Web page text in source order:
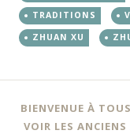
TRADITIONS
ZHUAN XU
BIENVENUE À
VOIR LES